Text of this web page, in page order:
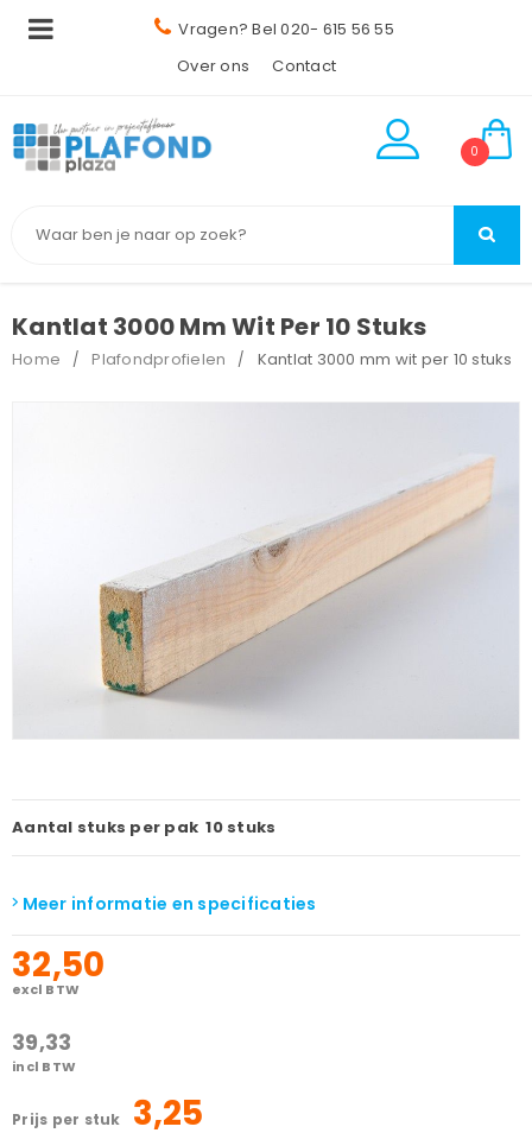
Vragen? Bel 020- 615 56 55
Over ons
Contact
0
Kantlat 3000 Mm Wit Per 10 Stuks
Home / Plafondprofielen / Kantlat 3000 mm wit per 10 stuks
Aantal stuks per pak 10 stuks
Meer informatie en specificaties
32,50
excl BTW
39,33
incl BTW
prijs per stuk 3,25